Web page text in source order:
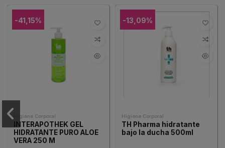
-41,15%
Higiene Corporal
INTERAPOTHEK GEL
HIDRATANTE PURO ALOE
VERA 250 M
-13,09%
Higiene Corporal
TH Pharma hidratante
bajo la ducha 500ml